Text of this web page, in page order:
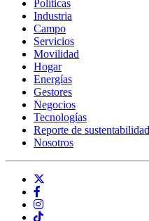
Políticas
Industria
Campo
Servicios
Movilidad
Hogar
Energías
Gestores
Negocios
Tecnologías
Reporte de sustentabilidad
Nosotros